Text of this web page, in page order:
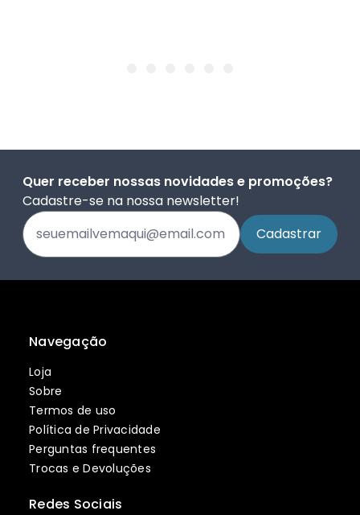
Quer receber nossas novidades e promoções?
Cadastre-se na nossa newsletter!
Navegação
Loja
Sobre
Termos de uso
Política de Privacidade
Perguntas frequentes
Trocas e Devoluções
Redes Sociais